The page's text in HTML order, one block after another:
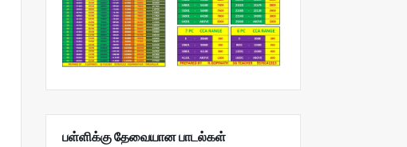
பள்ளிக்கு தேவையான பாடல்கள்